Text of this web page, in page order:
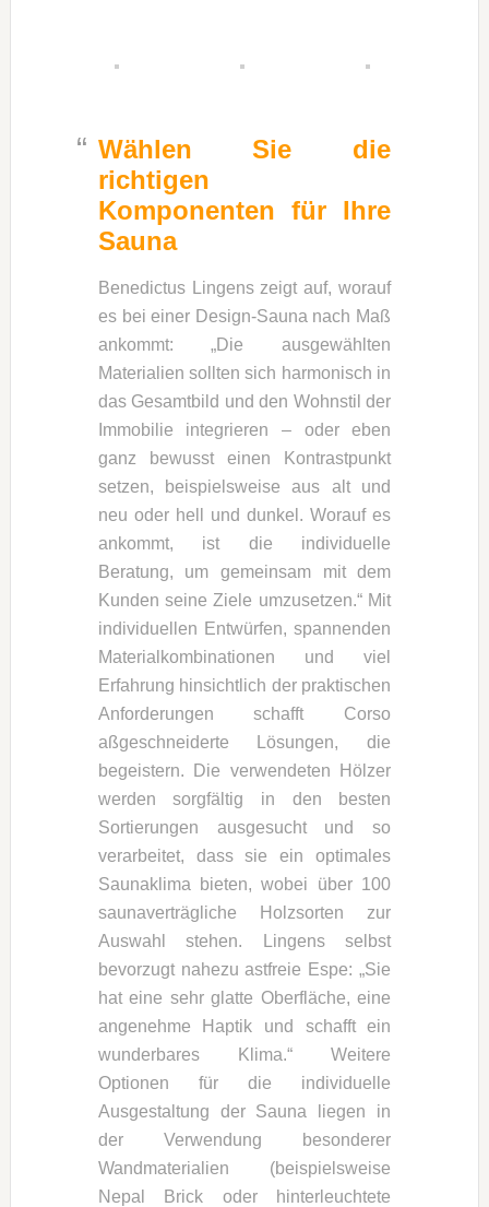
Wählen Sie die
richtigen
Komponenten für Ihre
Sauna
Benedictus Lingens zeigt auf, worauf
es bei einer Design-Sauna nach Maß
ankommt: „Die ausgewählten
Materialien sollten sich harmonisch in
das Gesamtbild und den Wohnstil der
Immobilie integrieren – oder eben
ganz bewusst einen Kontrastpunkt
setzen, beispielsweise aus alt und
neu oder hell und dunkel. Worauf es
ankommt, ist die individuelle
Beratung, um gemeinsam mit dem
Kunden seine Ziele umzusetzen.“ Mit
individuellen Entwürfen, spannenden
Materialkombinationen und viel
Erfahrung hinsichtlich der praktischen
Anforderungen schafft Corso
aßgeschneiderte Lösungen, die
begeistern. Die verwendeten Hölzer
werden sorgfältig in den besten
Sortierungen ausgesucht und so
verarbeitet, dass sie ein optimales
Saunaklima bieten, wobei über 100
saunaverträgliche Holzsorten zur
Auswahl stehen. Lingens selbst
bevorzugt nahezu astfreie Espe: „Sie
hat eine sehr glatte Oberfläche, eine
angenehme Haptik und schafft ein
wunderbares Klima.“ Weitere
Optionen für die individuelle
Ausgestaltung der Sauna liegen in
der Verwendung besonderer
Wandmaterialien (beispielsweise
Nepal Brick oder hinterleuchtete